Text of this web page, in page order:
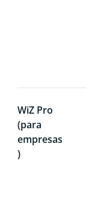
WiZ Pro
(para
empresas
)